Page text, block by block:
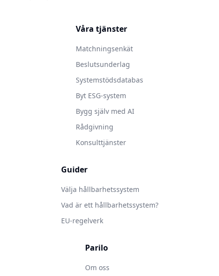
Våra tjänster
Matchningsenkät
Beslutsunderlag
Systemstödsdatabas
Byt ESG-system
Bygg själv med AI
Rådgivning
Konsulttjänster
Guider
Välja hållbarhetssystem
Vad är ett hållbarhetssystem?
EU-regelverk
Parilo
Om oss